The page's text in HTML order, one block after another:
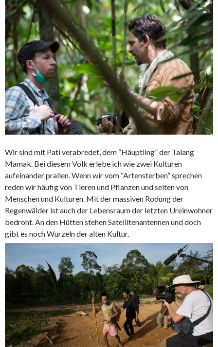
Wir sind mit Pati verabredet, dem “Häuptling” der Talang
Mamak. Bei diesem Volk erlebe ich wie zwei Kulturen
aufeinander prallen. Wenn wir vom “Artensterben” sprechen
reden wir häufig von Tieren und Pflanzen und selten von
Menschen und Kulturen. Mit der massiven Rodung der
Regenwälder ist auch der Lebensraum der letzten Ureinwohner
bedroht. An den Hütten stehen Satellitenantennen und doch
gibt es noch Wurzeln der alten Kultur.